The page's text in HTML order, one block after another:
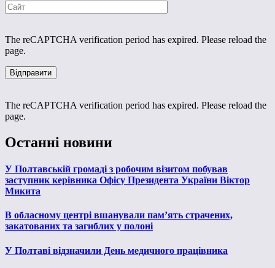
The reCAPTCHA verification period has expired. Please reload the
page.
The reCAPTCHA verification period has expired. Please reload the
page.
Останні новини
У Полтавській громаді з робочим візитом побував
заступник керівника Офісу Президента України Віктор
Микита
В обласному центрі вшанували пам’ять страчених,
закатованих та загиблих у полоні
У Полтаві відзначили День медичного працівника